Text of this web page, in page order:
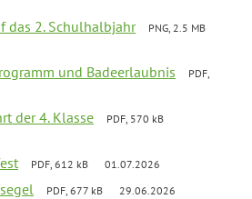
das 2. Schulhalbjahr
PNG, 2.5 MB
und Badeerlaubnis
PDF,
der 4. Klasse
PDF, 570 kB
PDF, 612 kB 01.07.2026
PDF, 677 kB 29.06.2026